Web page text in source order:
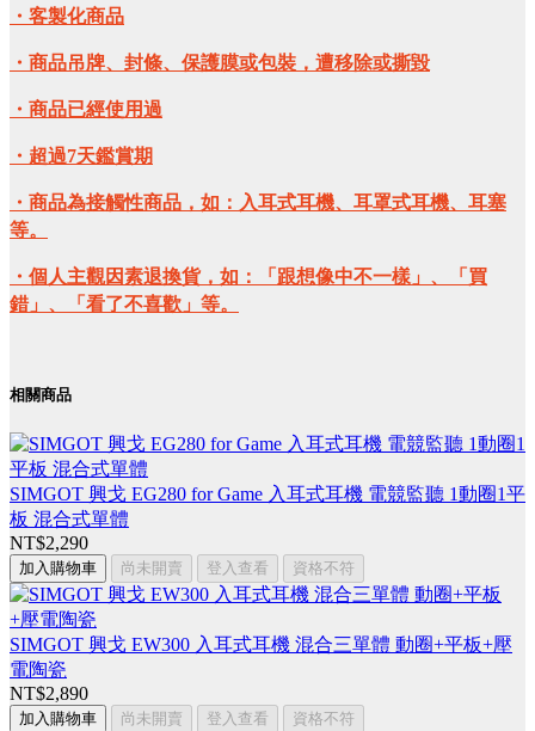
・客製化商品
・商品吊牌、封條、保護膜或包裝，遭移除或撕毀
・商品已經使用過
・超過7天鑑賞期
・商品為接觸性商品，如：入耳式耳機、耳罩式耳機、耳塞
等。
・個人主觀因素退換貨，如：「跟想像中不一樣」、「買
錯」、「看了不喜歡」等。
相關商品
SIMGOT 興戈 EG280 for Game 入耳式耳機 電競監聽 1動圈1平
板 混合式單體
NT$2,290
加入購物車 尚未開賣 登入查看 資格不符
SIMGOT 興戈 EW300 入耳式耳機 混合三單體 動圈+平板+壓
電陶瓷
NT$2,890
加入購物車 尚未開賣 登入查看 資格不符